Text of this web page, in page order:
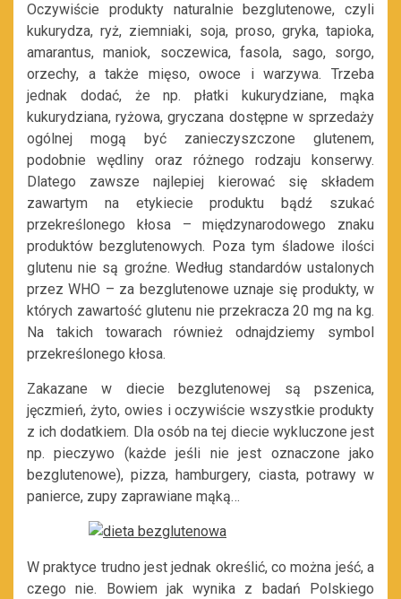
Oczywiście produkty naturalnie bezglutenowe, czyli
kukurydza, ryż, ziemniaki, soja, proso, gryka, tapioka,
amarantus, maniok, soczewica, fasola, sago, sorgo,
orzechy, a także mięso, owoce i warzywa. Trzeba
jednak dodać, że np. płatki kukurydziane, mąka
kukurydziana, ryżowa, gryczana dostępne w sprzedaży
ogólnej mogą być zanieczyszczone glutenem,
podobnie wędliny oraz różnego rodzaju konserwy.
Dlatego zawsze najlepiej kierować się składem
zawartym na etykiecie produktu bądź szukać
przekreślonego kłosa – międzynarodowego znaku
produktów bezglutenowych. Poza tym śladowe ilości
glutenu nie są groźne. Według standardów ustalonych
przez WHO – za bezglutenowe uznaje się produkty, w
których zawartość glutenu nie przekracza 20 mg na kg.
Na takich towarach również odnajdziemy symbol
przekreślonego kłosa.
Zakazane w diecie bezglutenowej są pszenica,
jęczmień, żyto, owies i oczywiście wszystkie produkty
z ich dodatkiem. Dla osób na tej diecie wykluczone jest
np. pieczywo (każde jeśli nie jest oznaczone jako
bezglutenowe), pizza, hamburgery, ciasta, potrawy w
panierce, zupy zaprawiane mąką…
W praktyce trudno jest jednak określić, co można jeść, a
czego nie. Bowiem jak wynika z badań Polskiego